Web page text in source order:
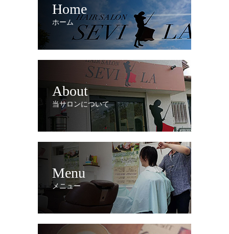
Home
ホーム
About
当サロンについて
Menu
メニュー